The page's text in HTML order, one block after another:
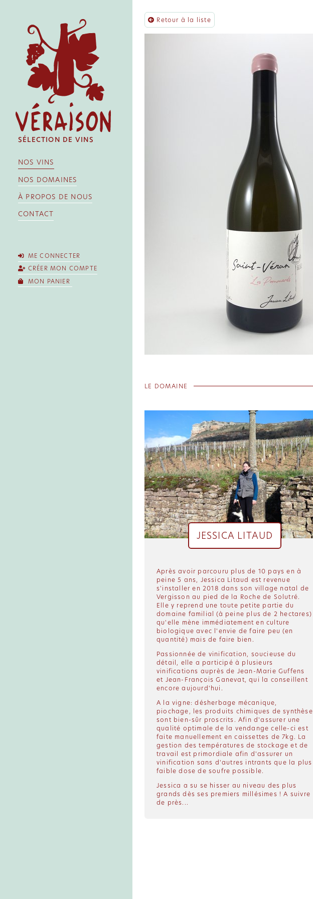
SÉLECTION DE VINS
NOS VINS
NOS DOMAINES
À PROPOS DE NOUS
CONTACT
ME CONNECTER
CRÉER MON COMPTE
MON PANIER
Retour à la liste
LE DOMAINE
JESSICA LITAUD
Après avoir parcouru plus de 10 pays en à
peine 5 ans, Jessica Litaud est revenue
s'installer en 2018 dans son village natal de
Vergisson au pied de la Roche de Solutré.
Elle y reprend une toute petite partie du
domaine familial (à peine plus de 2 hectares)
qu'elle mène immédiatement en culture
biologique avec l'envie de faire peu (en
quantité) mais de faire bien.
Passionnée de vinification, soucieuse du
détail, elle a participé à plusieurs
vinifications auprès de Jean-Marie Guffens
et Jean-François Ganevat, qui la conseillent
encore aujourd'hui.
A la vigne: désherbage mécanique,
piochage, les produits chimiques de synthèse
sont bien-sûr proscrits. Afin d'assurer une
qualité optimale de la vendange celle-ci est
faite manuellement en caissettes de 7kg. La
gestion des températures de stockage et de
travail est primordiale afin d'assurer un
vinification sans d'autres intrants que la plus
faible dose de soufre possible.
Jessica a su se hisser au niveau des plus
grands dès ses premiers millésimes ! A suivre
de près...